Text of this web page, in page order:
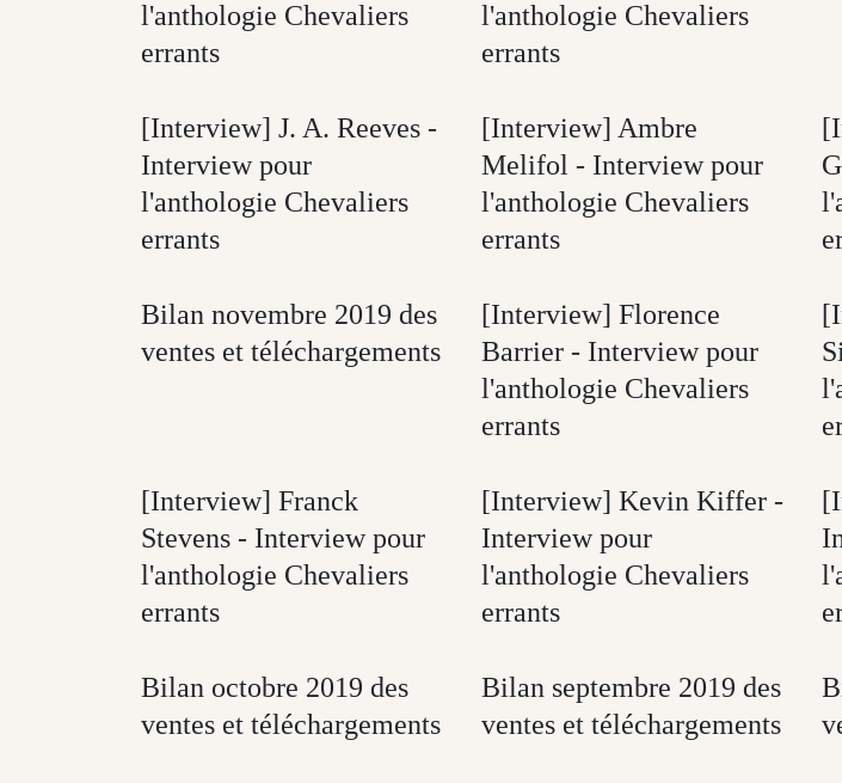
l'anthologie Chevaliers
errants
l'anthologie Chevaliers
errants
[Interview] J. A. Reeves -
Interview pour
l'anthologie Chevaliers
errants
[Interview] Ambre
Melifol - Interview pour
l'anthologie Chevaliers
errants
Bilan novembre 2019 des
ventes et téléchargements
[Interview] Florence
Barrier - Interview pour
l'anthologie Chevaliers
errants
[Interview] Franck
Stevens - Interview pour
l'anthologie Chevaliers
errants
[Interview] Kevin Kiffer -
Interview pour
l'anthologie Chevaliers
errants
Bilan octobre 2019 des
ventes et téléchargements
Bilan septembre 2019 des
ventes et téléchargements